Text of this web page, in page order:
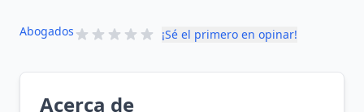
Abogados ¡Sé el primero en opinar!
Acerca de